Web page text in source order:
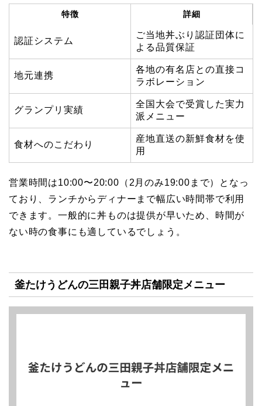
特徴 詳細
認証システム
ご当地丼ぶり認証団体に
よる品質保証
地元連携
各地の有名店との直接コ
ラボレーション
グランプリ実績
全国大会で受賞した実力
派メニュー
食材へのこだわり
産地直送の新鮮食材を使
用
営業時間は10:00〜20:00（2月のみ19:00まで）となっ
ており、ランチからディナーまで幅広い時間帯で利用
できます。一般的に丼ものは提供が早いため、時間が
ない時の食事にも適しているでしょう。
釜たけうどんの三田親子丼店舗限定メニュー